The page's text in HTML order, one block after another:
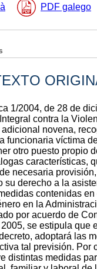
PDF galego
1/2004, de 28 de
contra la
novena,
funcionaria víctima
otro puesto propio
características,
necesaria
su derecho a la
contenidas
en la
por acuerdo de
se estipula que
adoptará las
tal previsión. Por
distintas medidas